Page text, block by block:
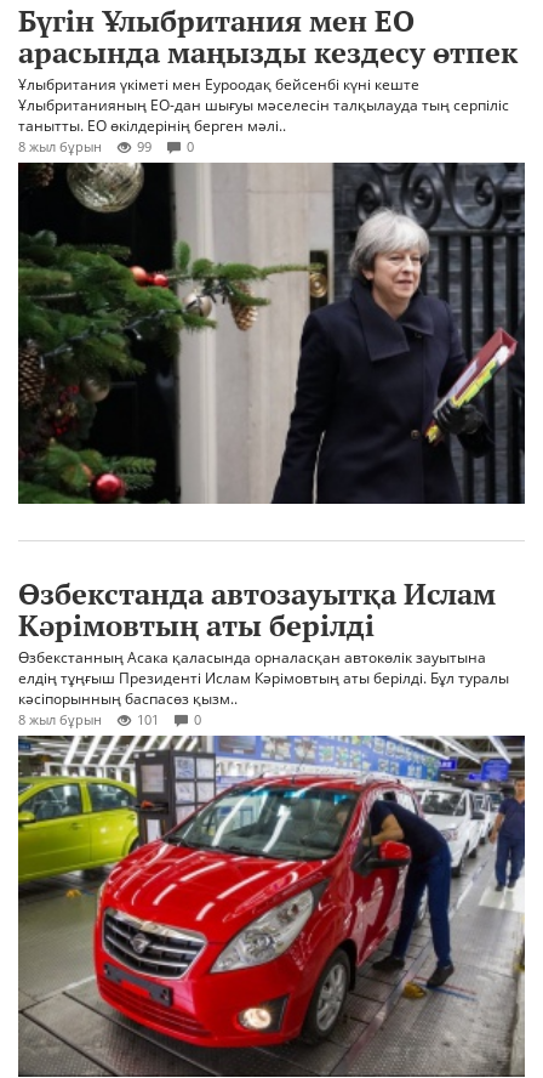
Бүгін Ұлыбритания мен ЕО
арасында маңызды кездесу өтпек
Ұлыбритания үкіметі мен Еуроодақ бейсенбі күні кеште
Ұлыбританияның ЕО-дан шығуы мәселесін талқылауда тың серпіліс
танытты. ЕО өкілдерінің берген мәлі..
8 жыл бұрын 99 0
Өзбекстанда автозауытқа Ислам
Кәрімовтың аты берілді
Өзбекстанның Асака қаласында орналасқан автокөлік зауытына
елдің тұңғыш Президенті Ислам Кәрімовтың аты берілді. Бұл туралы
кәсіпорынның баспасөз қызм..
8 жыл бұрын 101 0